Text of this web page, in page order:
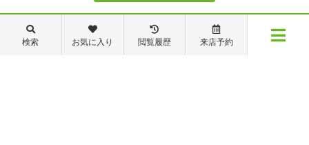
088-821-7272
検索 お気に入り 閲覧履歴 来店予約